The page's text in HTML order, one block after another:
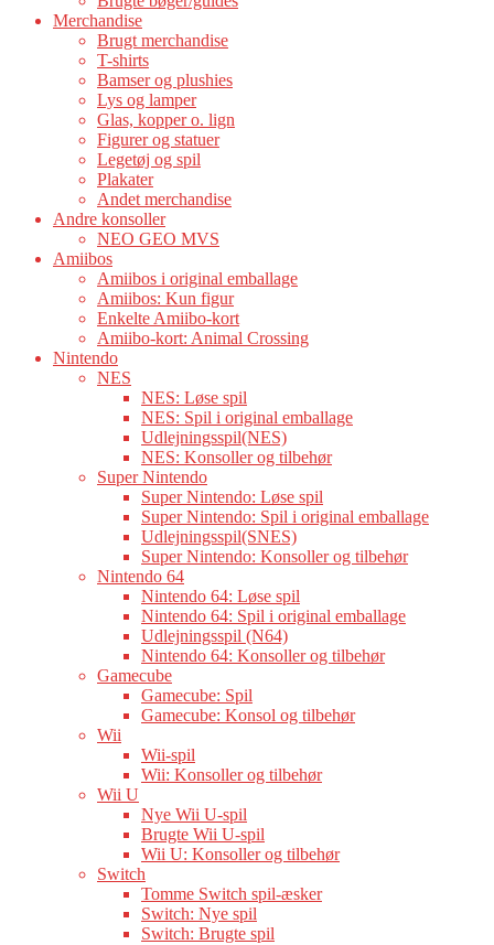
Merchandise
Brugt merchandise
T-shirts
Bamser og plushies
Lys og lamper
Glas, kopper o. lign
Figurer og statuer
Legetøj og spil
Plakater
Andet merchandise
Andre konsoller
NEO GEO MVS
Amiibos
Amiibos i original emballage
Amiibos: Kun figur
Enkelte Amiibo-kort
Amiibo-kort: Animal Crossing
Nintendo
NES
NES: Løse spil
NES: Spil i original emballage
Udlejningsspil(NES)
NES: Konsoller og tilbehør
Super Nintendo
Super Nintendo: Løse spil
Super Nintendo: Spil i original emballage
Udlejningsspil(SNES)
Super Nintendo: Konsoller og tilbehør
Nintendo 64
Nintendo 64: Løse spil
Nintendo 64: Spil i original emballage
Udlejningsspil (N64)
Nintendo 64: Konsoller og tilbehør
Gamecube
Gamecube: Spil
Gamecube: Konsol og tilbehør
Wii
Wii-spil
Wii: Konsoller og tilbehør
Wii U
Nye Wii U-spil
Brugte Wii U-spil
Wii U: Konsoller og tilbehør
Switch
Tomme Switch spil-æsker
Switch: Nye spil
Switch: Brugte spil